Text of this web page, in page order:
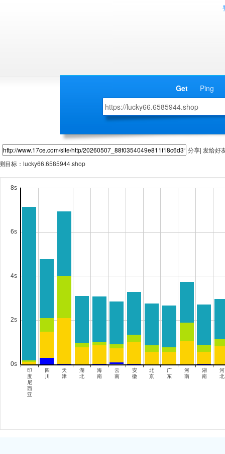
Get Ping
分享| 发给好
目标： lucky66.6585944.shop